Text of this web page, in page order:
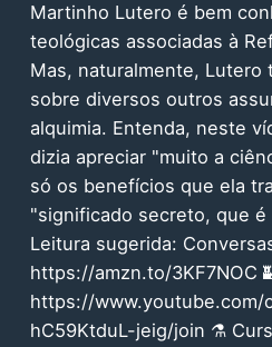
Martinho Lutero é bem
teológicas associadas à
Mas, naturalmente, Lutero
sobre diversos outros
alquimia. Entenda, neste
dizia apreciar "muito a
só os benefícios que ela
"significado secreto, que é
Leitura sugerida:
https://amzn.to/3KF7NOC
https://www.youtube.com/
hC59KtduL-jeig/join ⚗️